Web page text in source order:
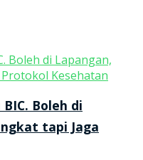
Boleh di
tapi Jaga